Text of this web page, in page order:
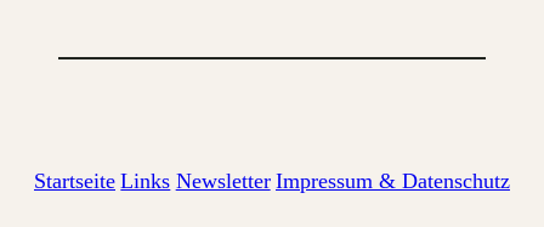
Startseite Links Newsletter Impressum & Datenschutz